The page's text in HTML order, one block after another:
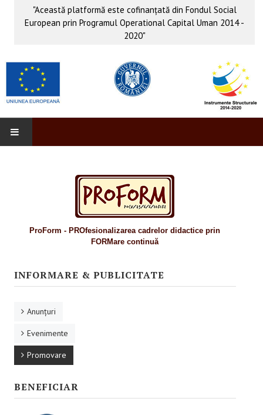
"Această platformă este cofinanţată din Fondul Social
European prin Programul Operational Capital Uman 2014 -
2020"
Pentru educaţie incluzivă
Pentru management instituțional
Pentru educație incluzivă
ProForm - PROfesionalizarea cadrelor didactice prin
FORMare continuă
INFORMARE & PUBLICITATE
Anunţuri
Evenimente
Promovare
BENEFICIAR